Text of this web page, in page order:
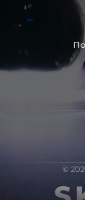
представлених
Якщо ви
розпакування
ремонт фар,
корпусу та
коригування,
партнерські
тисячі
наявність на
Із часом
царапини;
©